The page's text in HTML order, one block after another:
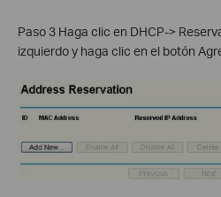
Paso 3 Haga clic en DHCP->
izquierdo y haga clic en el botón